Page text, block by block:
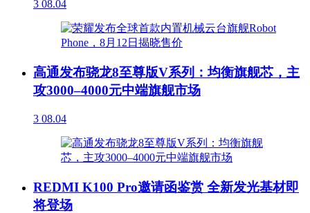
3 08.04
高通发布骁龙8至尊版V系列：均衡旗舰芯，主
攻3000–4000元中端旗舰市场
3 08.04
REDMI K100 Pro邀请函鉴赏 全新发光基材即
将登场